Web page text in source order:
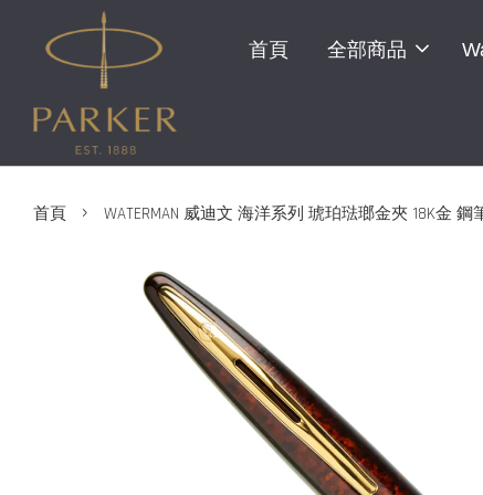
首頁 全部商品
首頁 › WATERMAN 威迪文 海洋系列 琥珀琺瑯金夾 18K金 鋼